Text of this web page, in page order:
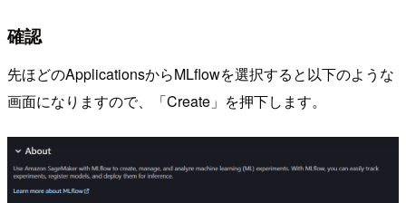
確認
先ほどのApplicationsからMLflowを選択すると以下のような
画面になりますので、「Create」を押下します。